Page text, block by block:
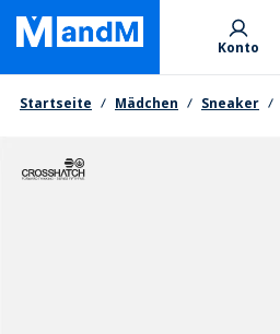
Skip
main
content
Primary departments
Konto
Brotkrumen
Startseite Mädchen Sneaker